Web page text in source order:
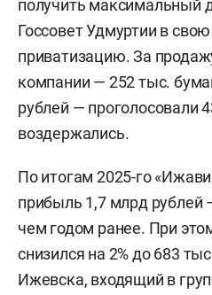
получить максимальный
Госсовет Удмуртии в
приватизацию. За
компании — 252 тыс.
рублей — проголосовали
воздержались.
По итогам 2025-го
прибыль 1,7 млрд рублей
чем годом ранее. При
снизился на 2% до 683
Ижевска, входящий в